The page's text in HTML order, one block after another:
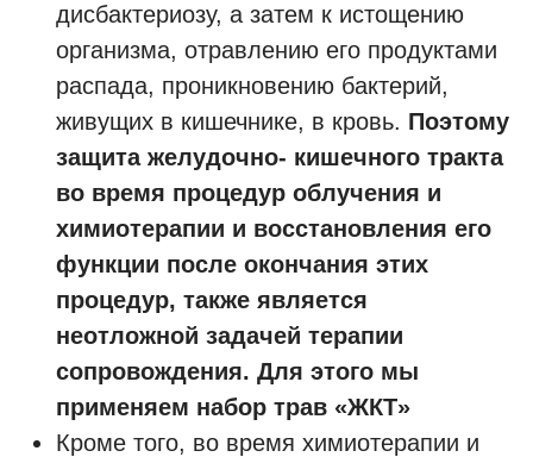
дисбактериозу, а затем к истощению
организма, отравлению его продуктами
распада, проникновению бактерий,
живущих в кишечнике, в кровь. Поэтому
защита желудочно- кишечного тракта
во время процедур облучения и
химиотерапии и восстановления его
функции после окончания этих
процедур, также является
неотложной задачей терапии
сопровождения. Для этого мы
применяем набор трав «ЖКТ»
Кроме того, во время химиотерапии и